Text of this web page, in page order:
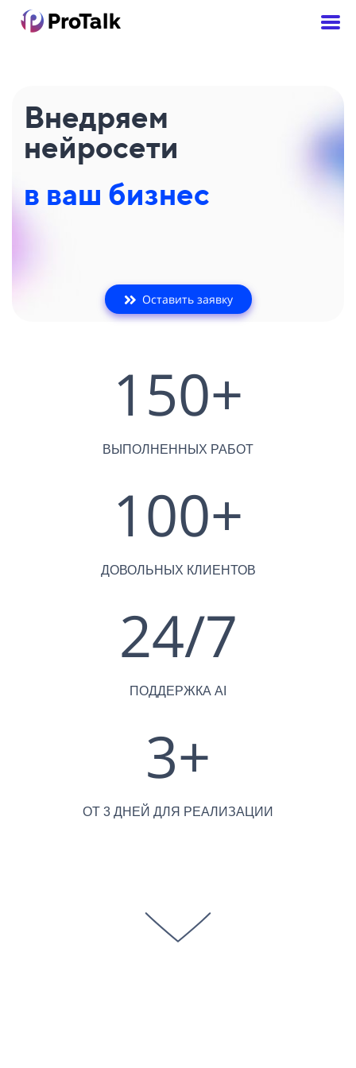
Внедряем
нейросети
в ваш бизнес
Оставить заявку
150+
ВЫПОЛНЕННЫХ РАБОТ
100+
ДОВОЛЬНЫХ КЛИЕНТОВ
24/7
ПОДДЕРЖКА AI
3+
ОТ 3 ДНЕЙ ДЛЯ РЕАЛИЗАЦИИ